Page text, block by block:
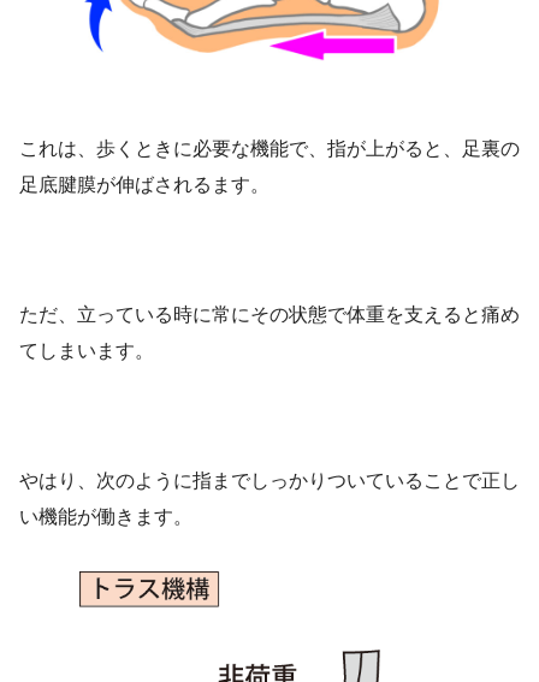
これは、歩くときに必要な機能で、指が上がると、足裏の
足底腱膜が伸ばされるます。
ただ、立っている時に常にその状態で体重を支えると痛め
てしまいます。
やはり、次のように指までしっかりついていることで正し
い機能が働きます。